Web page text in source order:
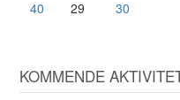
40 29 30
KOMMENDE